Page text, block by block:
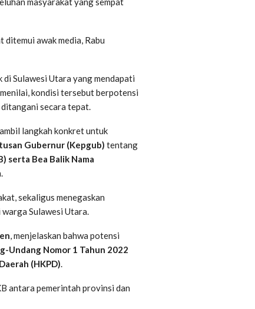
ditemui awak media, Rabu
Sulawesi Utara yang mendapati
kondisi tersebut berpotensi
secara tepat.
langkah konkret untuk
Gubernur (Kepgub) tentang
serta Bea Balik Nama
sekaligus menegaskan
Sulawesi Utara.
, menjelaskan bahwa potensi
Undang Nomor 1 Tahun 2022
(HKPD).
antara pemerintah provinsi dan